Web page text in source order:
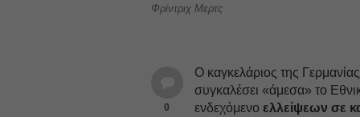
Φρίντριχ Μερτς
0
Ο καγκελάριος της
συγκαλέσει «άμεσα» το
ενδεχόμενοελλείψεων σε